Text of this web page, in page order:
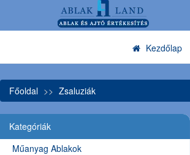
Kezdőlap
Főoldal Zsaluziák
Kategóriák
Műanyag Ablakok